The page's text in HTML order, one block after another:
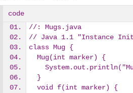
code
//: Mugs.java
// Java 1.1 "Instance
class Mug {
  Mug(int marker) {
  }
  void f(int marker) {